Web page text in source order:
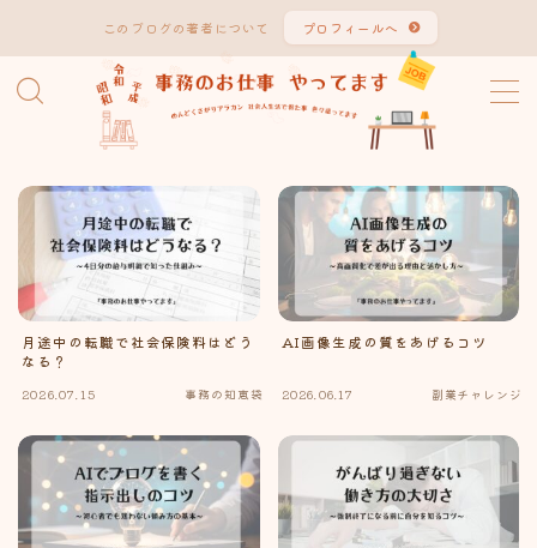
このブログの著者について プロフィールへ
MENU
記事一覧
カテゴリー
AI奮闘記
暮らしのひとこま
プロフィール
月途中の転職で社会保険料はどう
なる？
2026.07.15 事務の知恵袋
AI画像生成の質をあげるコツ
2026.06.17 副業チャレンジ